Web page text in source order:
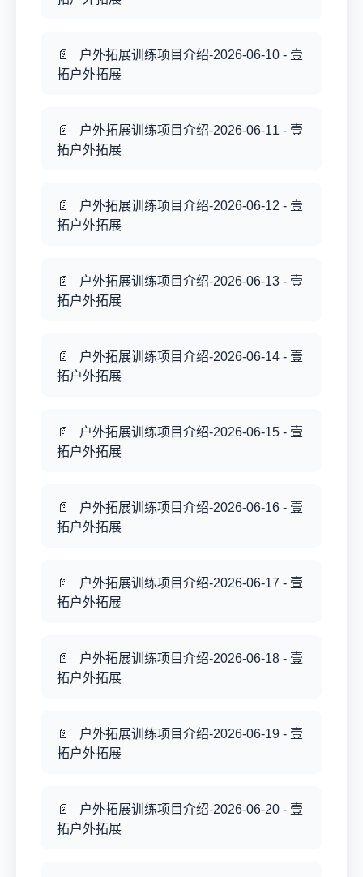
户外拓展训练项目介绍-2026-06-10 - 壹
拓户外拓展
户外拓展训练项目介绍-2026-06-11 - 壹
拓户外拓展
户外拓展训练项目介绍-2026-06-12 - 壹
拓户外拓展
户外拓展训练项目介绍-2026-06-13 - 壹
拓户外拓展
户外拓展训练项目介绍-2026-06-14 - 壹
拓户外拓展
户外拓展训练项目介绍-2026-06-15 - 壹
拓户外拓展
户外拓展训练项目介绍-2026-06-16 - 壹
拓户外拓展
户外拓展训练项目介绍-2026-06-17 - 壹
拓户外拓展
户外拓展训练项目介绍-2026-06-18 - 壹
拓户外拓展
户外拓展训练项目介绍-2026-06-19 - 壹
拓户外拓展
户外拓展训练项目介绍-2026-06-20 - 壹
拓户外拓展